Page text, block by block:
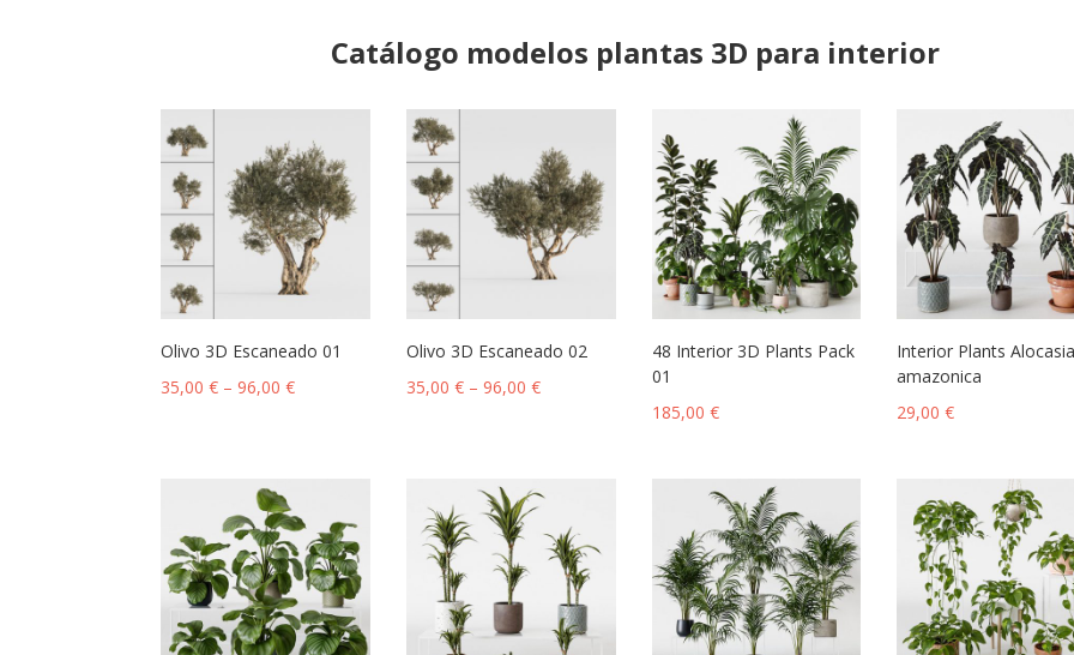
Catálogo modelos plantas 3D para interior
Olivo 3D Escaneado 01
35,00€ –96,00€
Olivo 3D Escaneado 02
35,00€ –96,00€
48 Interior 3D Plants Pack
01
185,00 €
Interior Plants
amazonica
29,00€